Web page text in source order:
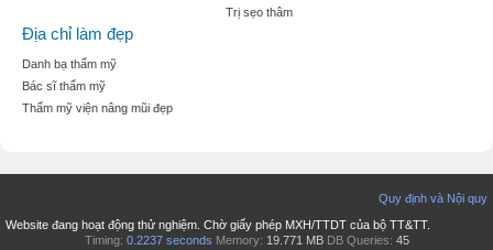
Trị sẹo thâm
Địa chỉ làm đẹp
Danh bạ thẩm mỹ
Bác sĩ thẩm mỹ
Thẩm mỹ viện nâng mũi đẹp
Quy định và Nội quy
Website đang hoạt động thử nghiệm. Chờ giấy phép MXH/TTDT của bộ TT&TT.
Timing: 0.2237 seconds Memory: 19.771 MB DB Queries: 45